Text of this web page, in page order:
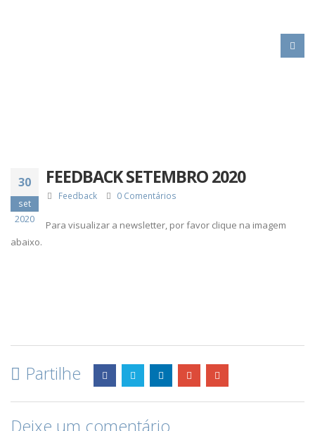
30
set
2020
FEEDBACK SETEMBRO 2020
Feedback 0 Comentários
Para visualizar a newsletter, por favor clique na imagem
abaixo.
Partilhe
Deixe um comentário